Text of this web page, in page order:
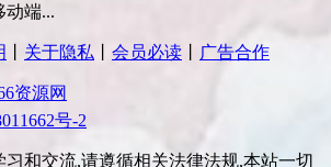
动端...
关于隐私 会员必读 广告合作
资源网
号-2
和交流,请遵循相关法律法规,本站一切